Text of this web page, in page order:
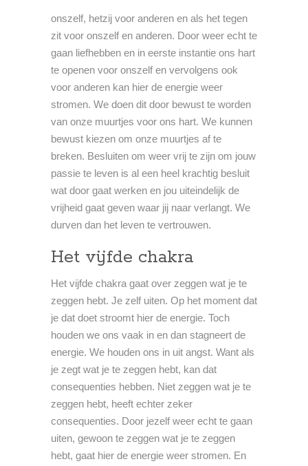
onszelf, hetzij voor anderen en als het tegen
zit voor onszelf en anderen. Door weer echt te
gaan liefhebben en in eerste instantie ons hart
te openen voor onszelf en vervolgens ook
voor anderen kan hier de energie weer
stromen. We doen dit door bewust te worden
van onze muurtjes voor ons hart. We kunnen
bewust kiezen om onze muurtjes af te
breken. Besluiten om weer vrij te zijn om jouw
passie te leven is al een heel krachtig besluit
wat door gaat werken en jou uiteindelijk de
vrijheid gaat geven waar jij naar verlangt. We
durven dan het leven te vertrouwen.
Het vijfde chakra
Het vijfde chakra gaat over zeggen wat je te
zeggen hebt. Je zelf uiten. Op het moment dat
je dat doet stroomt hier de energie. Toch
houden we ons vaak in en dan stagneert de
energie. We houden ons in uit angst. Want als
je zegt wat je te zeggen hebt, kan dat
consequenties hebben. Niet zeggen wat je te
zeggen hebt, heeft echter zeker
consequenties. Door jezelf weer echt te gaan
uiten, gewoon te zeggen wat je te zeggen
hebt, gaat hier de energie weer stromen. En